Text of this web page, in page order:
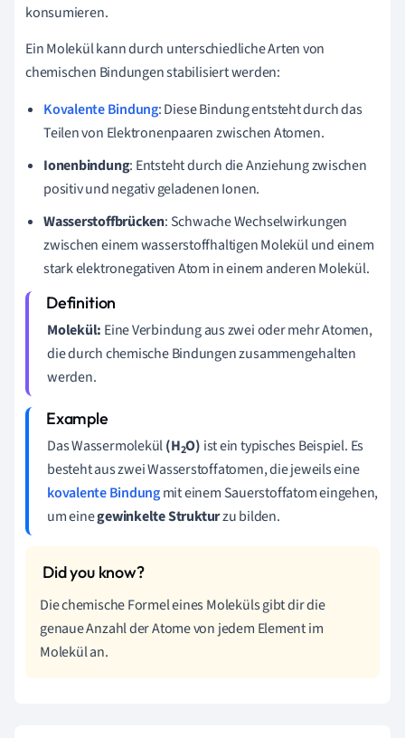
konsumieren.
Ein Molekül kann durch unterschiedliche Arten von
chemischen Bindungen stabilisiert werden:
Kovalente Bindung: Diese Bindung entsteht durch das
Teilen von Elektronenpaaren zwischen Atomen.
Ionenbindung: Entsteht durch die Anziehung zwischen
positiv und negativ geladenen Ionen.
Wasserstoffbrücken: Schwache Wechselwirkungen
zwischen einem wasserstoffhaltigen Molekül und einem
stark elektronegativen Atom in einem anderen Molekül.
Molekül: Eine Verbindung aus zwei oder mehr Atomen,
die durch chemische Bindungen zusammengehalten
werden.
Das Wassermolekül(H2O) ist ein typisches Beispiel. Es
besteht aus zwei Wasserstoffatomen, die jeweils eine
kovalente Bindungmit einem Sauerstoffatom eingehen,
um einegewinkelte Strukturzu bilden.
Die chemische Formel eines Moleküls gibt dir die
genaue Anzahl der Atome von jedem Element im
Molekül an.